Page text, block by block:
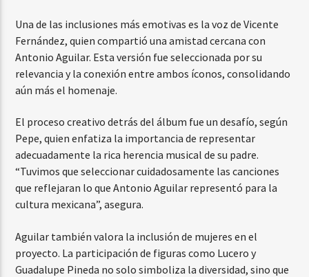
Una de las inclusiones más emotivas es la voz de Vicente
Fernández, quien compartió una amistad cercana con
Antonio Aguilar. Esta versión fue seleccionada por su
relevancia y la conexión entre ambos íconos, consolidando
aún más el homenaje.
El proceso creativo detrás del álbum fue un desafío, según
Pepe, quien enfatiza la importancia de representar
adecuadamente la rica herencia musical de su padre.
“Tuvimos que seleccionar cuidadosamente las canciones
que reflejaran lo que Antonio Aguilar representó para la
cultura mexicana”, asegura.
Aguilar también valora la inclusión de mujeres en el
proyecto. La participación de figuras como Lucero y
Guadalupe Pineda no solo simboliza la diversidad, sino que